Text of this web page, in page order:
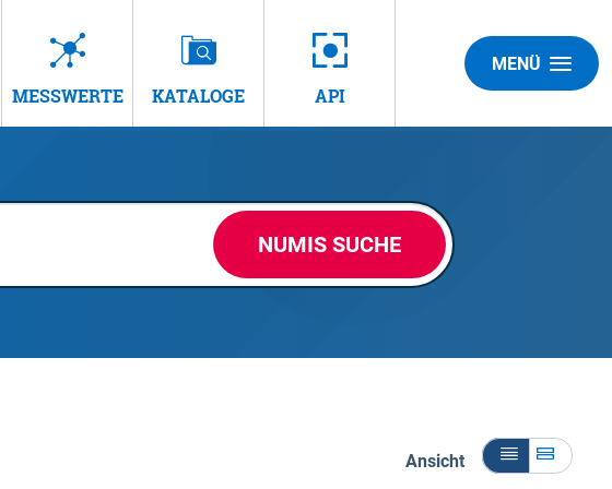
MESSWERTE KATALOGE API
MENÜ
NUMIS SUCHE
Ansicht